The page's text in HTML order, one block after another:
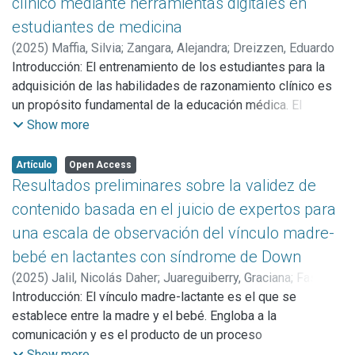
estudiantes de medicina
(2025) Maffia, Silvia; Zangara, Alejandra; Dreizzen, Eduardo
Introducción: El entrenamiento de los estudiantes para la
adquisición de las habilidades de razonamiento clínico es
un propósito fundamental de la educación médica. El
objetivo del presente estudio fue comparar 5 estrategias
metodología de enseñanza por casos clínicos, integrada
con estrategias de aprendizaje en línea a través del entorno
Moodle, destinada a alumnos de la carrera de Medicina de
la Universidad Nacional de La Plata. Material y Métodos:
Estudio cuasi experimental, prospectivo, analítico. Todos
los alumnos concurrieron a la actividad teórico-práctica
habitual y accedieron a contenido teórico en formato PDF y
Libro multimedial. Se incorporaron 5 grupos. Grupo Control.
Grupo Foro estructurado (Foro de preguntas y respuestas
para resolución de casos clínicos; Método de SNAPPS).
Show more
Artículo Open Access
Resultados preliminares sobre la validez de
contenido basada en el juicio de expertos para
una escala de observación del vínculo madre-
bebé en lactantes con síndrome de Down
(2025) Jalil, Nicolás Daher; Juareguiberry, Graciana; Fasano,
María Victoria;Coronel, Claudia Paola;Oiberman, Alicia
Introducción: El vínculo madre-lactante es el que se
establece entre la madre y el bebé. Engloba a la
comunicación y es el producto de un proceso